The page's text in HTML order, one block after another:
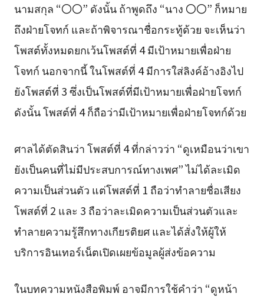
นามสกุล “〇〇” ดังนั้น ถ้าพูดถึง “นาง 〇〇” ก็หมาย
ถึงฝ่ายโจทก์ และถ้าพิจารณาชื่อกระทู้ด้วย จะเห็นว่า
โพสต์ทั้งหมดยกเว้นโพสต์ที่ 4 มีเป้าหมายเพื่อฝ่าย
โจทก์ นอกจากนี้ ในโพสต์ที่ 4 มีการใส่ลิงค์อ้างอิงไป
ยังโพสต์ที่ 3 ซึ่งเป็นโพสต์ที่มีเป้าหมายเพื่อฝ่ายโจทก์
ดังนั้น โพสต์ที่ 4 ก็ถือว่ามีเป้าหมายเพื่อฝ่ายโจทก์ด้วย
ศาลได้ตัดสินว่า โพสต์ที่ 4 ที่กล่าวว่า “ดูเหมือนว่าเขา
ยังเป็นคนที่ไม่มีประสบการณ์ทางเพศ” ไม่ได้ละเมิด
ความเป็นส่วนตัว แต่โพสต์ที่ 1 ถือว่าทำลายชื่อเสียง
โพสต์ที่ 2 และ 3 ถือว่าละเมิดความเป็นส่วนตัวและ
ทำลายความรู้สึกทางเกียรติยศ และได้สั่งให้ผู้ให้
บริการอินเทอร์เน็ตเปิดเผยข้อมูลผู้ส่งข้อความ
ในบทความหนังสือพิมพ์ อาจมีการใช้คำว่า “ดูหน้า